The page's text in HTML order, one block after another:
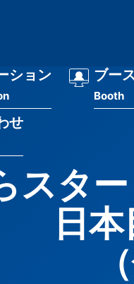
ション ブー
Booth
せ
スタ
録